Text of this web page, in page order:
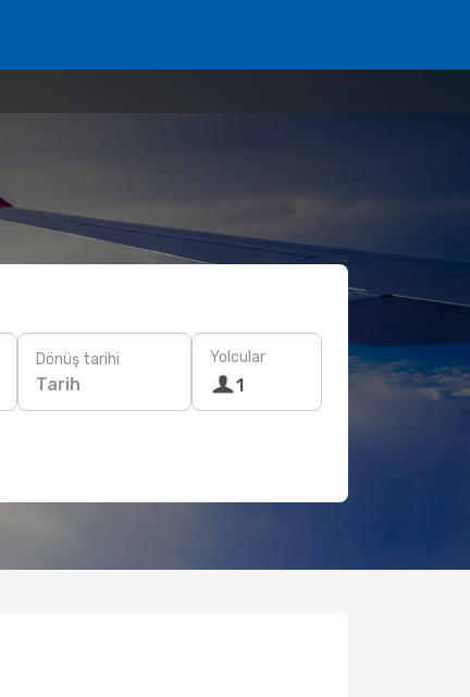
Dönüş tarihi
Tarih
Yolcular
1